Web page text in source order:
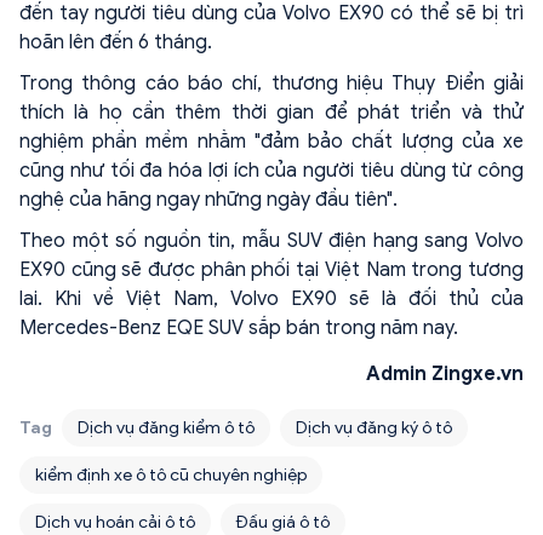
đến tay người tiêu dùng của Volvo EX90 có thể sẽ bị trì
hoãn lên đến 6 tháng.
Trong thông cáo báo chí, thương hiệu Thụy Điển giải
thích là họ cần thêm thời gian để phát triển và thử
nghiệm phần mềm nhằm "đảm bảo chất lượng của xe
cũng như tối đa hóa lợi ích của người tiêu dùng từ công
nghệ của hãng ngay những ngày đầu tiên".
Theo một số nguồn tin, mẫu SUV điện hạng sang Volvo
EX90 cũng sẽ được phân phối tại Việt Nam trong tương
lai. Khi về Việt Nam, Volvo EX90 sẽ là đối thủ của
Mercedes-Benz EQE SUV sắp bán trong năm nay.
Admin Zingxe.vn
Tag Dịch vụ đăng kiểm ô tô Dịch vụ đăng ký ô tô
kiểm định xe ô tô cũ chuyên nghiệp
Dịch vụ hoán cải ô tô Đấu giá ô tô